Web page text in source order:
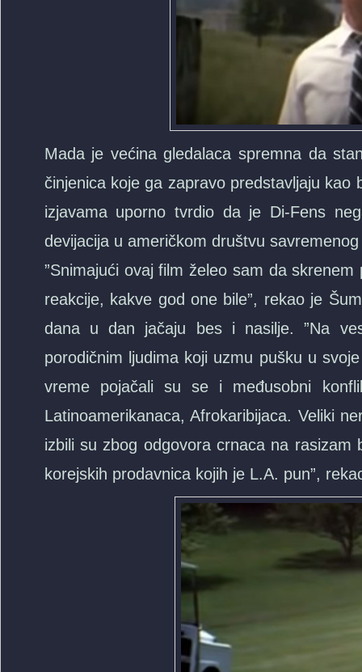
Mada je većina gledalaca spremna da
činjenica koje ga zapravo predstavljaju
izjavama uporno tvrdio da je Di-Fens
devijacija u američkom društvu
”Snimajući ovaj film želeo sam da
reakcije, kakve god one bile”, rekao je
dana u dan jačaju bes i nasilje. ”Na
porodičnim ljudima koji uzmu pušku u
vreme pojačali su se i međusobni
Latinoamerikanaca, Afrokaribijaca. Veliki
izbili su zbog odgovora crnaca na
korejskih prodavnica kojih je L.A. pun”,